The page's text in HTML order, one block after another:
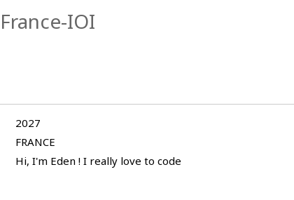
France-IOI
2027
FRANCE
Hi, I'm Eden ! I really love to code